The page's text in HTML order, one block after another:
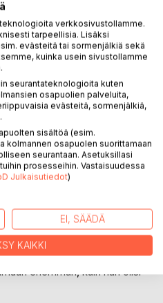
joka pohtii omaa elämäänsä
palaa muistoissaan hetkeksi
jossa hän vietti kaksi
ja sen myötä syntyneet
enemmän, kuin hän olisi
verkkosivustollamme.
tarpeellisia. Lisäksi
evästeitä tai sormenjälkiä sekä
kuinka usein sivustollamme
seurantateknologioita kuten
osapuolien palveluita,
evästeitä, sormenjälkiä,
sisältöä (esim.
kolmannen osapuolen suorittamaan
seurantaan. Asetuksillasi
prosesseihin. Vastaisuudessa
Julkaisutiedot)
EI, SÄÄDÄ
KAIKKI